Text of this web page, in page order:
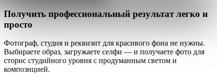
Получить профессиональный результат легко и
просто
Фотограф, студия и реквизит для красивого фона не нужны.
Выбираете образ, загружаете селфи — и получаете фото для
сторис студийного уровня с продуманным светом и
композицией.